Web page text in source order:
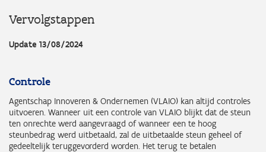
Vervolgstappen
Update 13/08/2024
Controle
Agentschap Innoveren & Ondernemen (VLAIO) kan altijd controles
uitvoeren. Wanneer uit een controle van VLAIO blijkt dat de steun
ten onrechte werd aangevraagd of wanneer een te hoog
steunbedrag werd uitbetaald, zal de uitbetaalde steun geheel of
gedeeltelijk teruggevorderd worden. Het terug te betalen